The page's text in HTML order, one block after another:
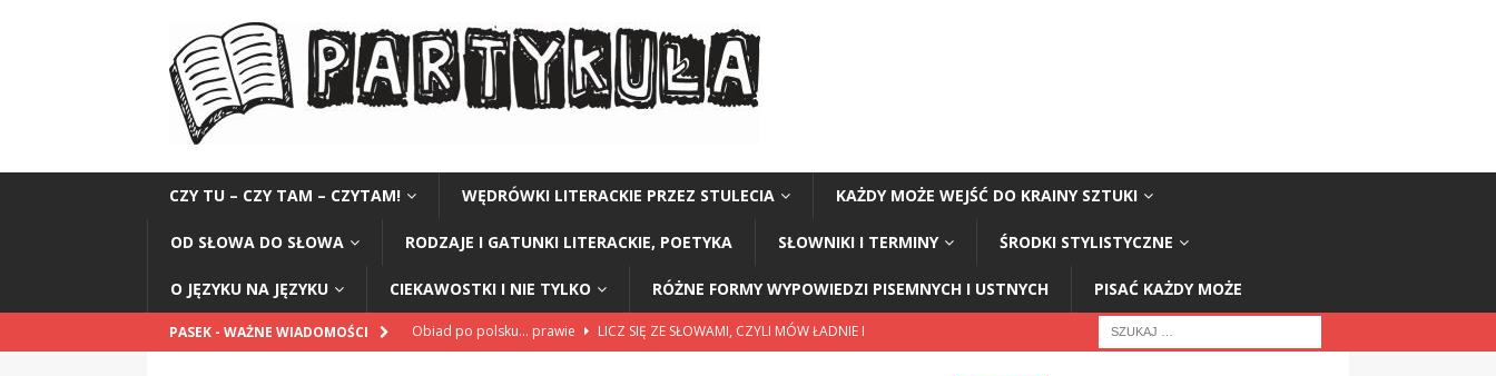
CZY TU – CZY TAM – CZYTAM! WĘDRÓWKI LITERACKIE PRZEZ STULECIA KAŻDY MOŻE WEJŚĆ DO KRAINY SZTUKI
OD SŁOWA DO SŁOWA RODZAJE I GATUNKI LITERACKIE, POETYKA SŁOWNIKI I TERMINY ŚRODKI STYLISTYCZNE
O JĘZYKU NA JĘZYKU CIEKAWOSTKI I NIE TYLKO RÓŻNE FORMY WYPOWIEDZI PISEMNYCH I USTNYCH PISAĆ KAŻDY MOŻE
PASEK - WAŻNE WIADOMOŚCI Obiad po polsku… prawie
LICZ SIĘ ZE SŁOWAMI, CZYLI MÓW ŁADNIE I